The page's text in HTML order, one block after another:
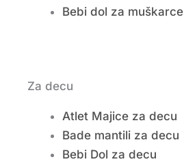
Bebi dol za muškarce
Za decu
Atlet Majice za decu
Bade mantili za decu
Bebi Dol za decu